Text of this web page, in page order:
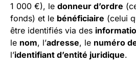
1 000 €), le donneur d’ordre
fonds) et le bénéficiaire (celui
être identifiés via des
le nom, l’adresse, le numéro
l’identifiant d’entité juridique.